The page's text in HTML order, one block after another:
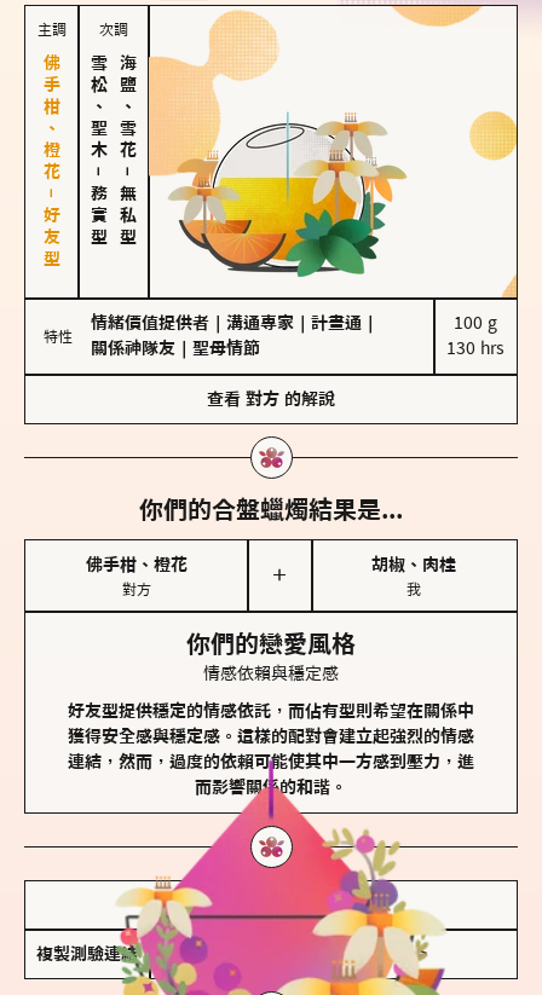
主調
佛手柑、橙花－好友型
次調
雪松、聖木
－
務實型
海鹽、雪花
－
無私型
特性
情緒價值提供者 溝通專家 計畫通
關係神隊友
聖母情節
100 g
130 hrs
查看 對方 的解說
你們的合盤蠟燭結果是...
佛手柑、橙花
對方
＋
胡椒、肉桂
我
你們的戀愛風格
情感依賴與穩定感
好友型提供穩定的情感依託，而佔有型則希望在關係中
獲得安全感與穩定感。這樣的配對會建立起強烈的情感
連結，然而，過度的依賴可能使其中一方感到壓力，進
而影響關係的和諧。
儲存我的結果圖
複製測驗連結 查看香氛類型全解析 >>>